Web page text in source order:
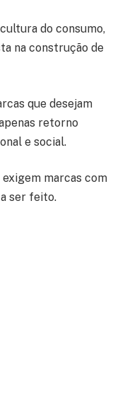
do consumo,
na construção de
que desejam
retorno
e social.
marcas com
ser feito.